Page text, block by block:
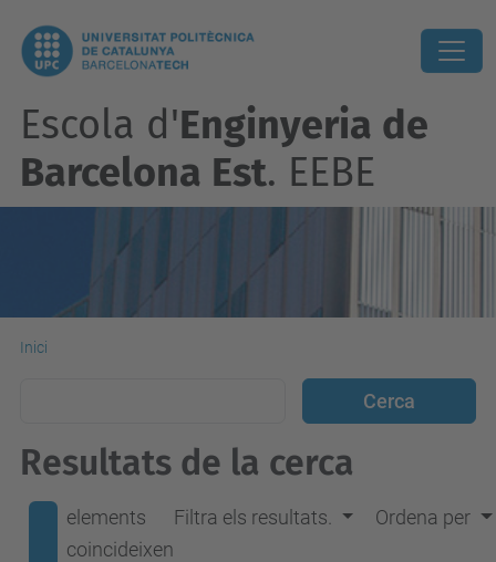
Escola d'Enginyeria de
Barcelona Est. EEBE
Inici
Resultats de la cerca
elements
coincideixen
Filtra els resultats. Ordena per